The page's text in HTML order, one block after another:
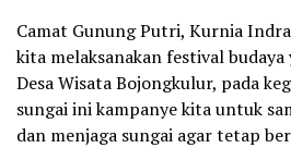
Camat Gunung Putri, Kurnia
kita melaksanakan festival
Desa Wisata Bojongkulur, pada
sungai ini kampanye kita untuk
dan menjaga sungai agar tetap